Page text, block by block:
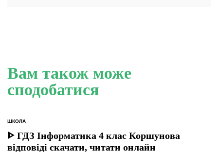
Вам також може
сподобатися
ОПУБЛІКУВАТИ
У
ШКОЛА
ᐈ ГДЗ Інформатика 4 клас Коршунова
відповіді скачати, читати онлайн